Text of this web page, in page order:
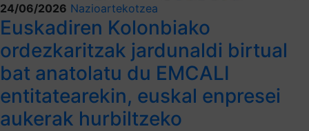
24/06/2026 Nazioartekotzea
Euskadiren Kolonbiako
ordezkaritzak jardunaldi birtual
bat anatolatu du EMCALI
entitatearekin, euskal enpresei
aukerak hurbiltzeko